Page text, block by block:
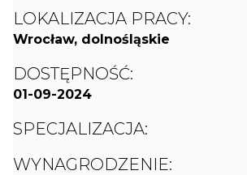
LOKALIZACJA PRACY:
Wrocław, dolnośląskie
DOSTĘPNOŚĆ:
01-09-2024
SPECJALIZACJA:
WYNAGRODZENIE: